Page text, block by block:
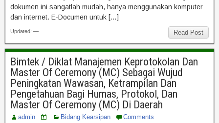
dokumen ini sangatlah mudah, hanya menggunakan komputer
dan internet. E-Documen untuk […]
Read Post
Updated: —
Bimtek / Diklat Manajemen Keprotokolan Dan
Master Of Ceremony (MC) Sebagai Wujud
Peningkatan Wawasan, Ketrampilan Dan
Pengetahuan Bagi Humas, Protokol, Dan
Master Of Ceremony (MC) Di Daerah
admin Bidang Kearsipan Comments